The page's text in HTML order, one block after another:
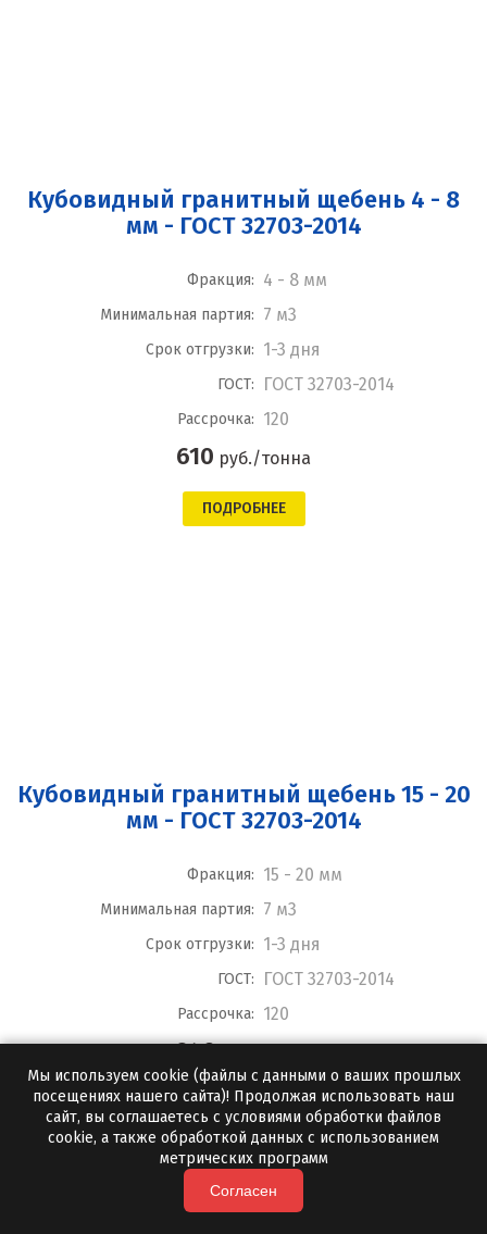
Кубовидный гранитный щебень 4 - 8
мм - ГОСТ 32703-2014
Фракция: 4 - 8 мм
Минимальная партия: 7 м3
Срок отгрузки: 1-3 дня
ГОСТ: ГОСТ 32703-2014
Рассрочка: 120
610 руб./тонна
ПОДРОБНЕЕ
Кубовидный гранитный щебень 15 - 20
мм - ГОСТ 32703-2014
Фракция: 15 - 20 мм
Минимальная партия: 7 м3
Срок отгрузки: 1-3 дня
ГОСТ: ГОСТ 32703-2014
Рассрочка: 120
640
ПОДРОБНЕЕ
Мы используем cookie (файлы с данными о ваших прошлых
посещениях нашего сайта)! Продолжая использовать наш
сайт, вы соглашаетесь с условиями обработки файлов
cookie, а также обработкой данных с использованием
метрических программ
Согласен